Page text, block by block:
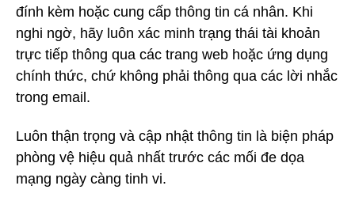
đính kèm hoặc cung cấp thông tin cá nhân. Khi
nghi ngờ, hãy luôn xác minh trạng thái tài khoản
trực tiếp thông qua các trang web hoặc ứng dụng
chính thức, chứ không phải thông qua các lời nhắc
trong email.
Luôn thận trọng và cập nhật thông tin là biện pháp
phòng vệ hiệu quả nhất trước các mối đe dọa
mạng ngày càng tinh vi.